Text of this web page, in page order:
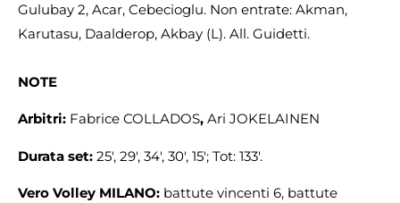
Gulubay 2, Acar, Cebecioglu. Non entrate: Akman,
Karutasu, Daalderop, Akbay (L). All. Guidetti.
NOTE
Arbitri: Fabrice COLLADOS, Ari JOKELAINEN
Durata set: 25′, 29′, 34′, 30′, 15′; Tot: 133′.
Vero Volley MILANO: battute vincenti 6, battute